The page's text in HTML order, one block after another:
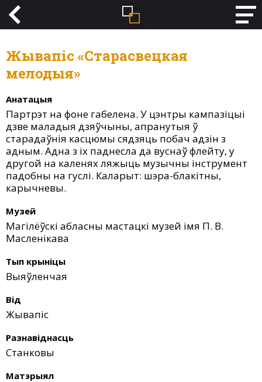
Жывапіс «Старасвецкая
мелодыя»
Анатацыя
Партрэт на фоне габелена. У цэнтры кампазіцыі
дзве маладыя дзяўчыны, апранутыя ў
старадаўнія касцюмы сядзяць побач адзін з
адным. Адна з іх паднесла да вуснаў флейту, у
другой на каленях ляжыць музычны інструмент
падобны на гуслі. Каларыт: шэра-блакітны,
карычневы.
Музей
Магілёўскі абласны мастацкі музей імя П. В.
Масленікава
Тып крыніцы
Выяўленчая
Від
Жывапіс
Разнавіднасць
Станковы
Матэрыял